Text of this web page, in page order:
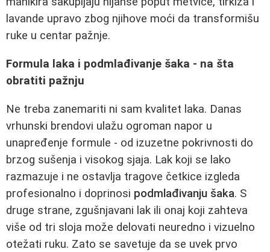
lavande upravo zbog njihove moći da transformišu
ruke u centar pažnje.
Formula laka i podmlađivanje šaka - na šta
obratiti pažnju
Ne treba zanemariti ni sam kvalitet laka. Danas
vrhunski brendovi ulažu ogroman napor u
unapređenje formule - od izuzetne pokrivnosti do
brzog sušenja i visokog sjaja. Lak koji se lako
razmazuje i ne ostavlja tragove četkice izgleda
profesionalno i doprinosi podmlađivanju šaka. S
druge strane, zgušnjavani lak ili onaj koji zahteva
više od tri sloja može delovati neuredno i vizuelno
otežati ruku. Zato se savetuje da se uvek prvo